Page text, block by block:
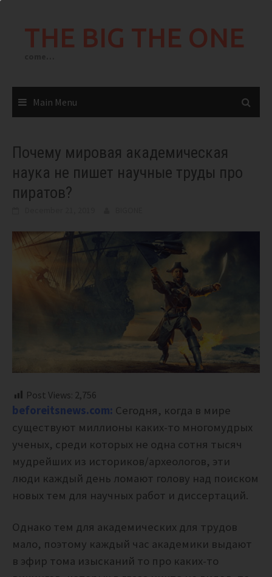
THE BIG THE ONE
Main Menu
Почему мировая академическая
наука не пишет научные труды про
пиратов?
Post Views: 2,756
beforeitsnews.com: Сегодня, когда в мире
существуют миллионы каких-то многомудрых
ученых, среди которых не одна сотня тысяч
мудрейших из историков/археологов, эти
люди каждый день ломают голову над поиском
новых тем для научных работ и диссертаций.
Однако тем для академических для трудов
мало, поэтому каждый час академики выдают
в эфир тома изысканий то про каких-то